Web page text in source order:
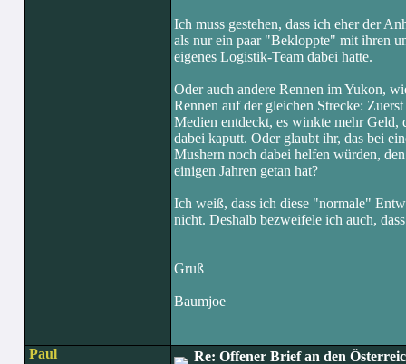
Ich muss gestehen, dass ich eher der
als nur ein paar "Bekloppte" mit ihren
eigenes Logistik-Team dabei hatte.
Oder auch andere Rennen im Yukon,
Rennen auf der gleichen Strecke:
Medien entdeckt, es winkte mehr
dabei kaputt. Oder glaubt ihr, das bei
Mushern noch dabei helfen würden,
einigen Jahren getan hat?
Ich weiß, dass ich diese "normale"
nicht. Deshalb bezweifele ich auch,
Gruß
Baumjoe
Paul Re: Offener Brief an den